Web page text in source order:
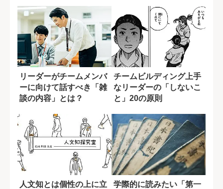
リーダーがチームメンバ
ーに向けて話すべき「雑
談の内容」とは？
チームビルディング上手
なリーダーの「しないこ
と」20の原則
人文知とは個性の上に立
学際的に読みたい「第一